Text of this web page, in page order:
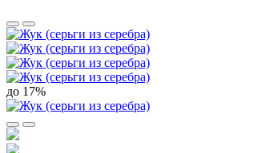
до 17%